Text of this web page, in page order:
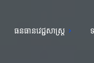
ធនធានវេជ្ជសាស្ត្រ